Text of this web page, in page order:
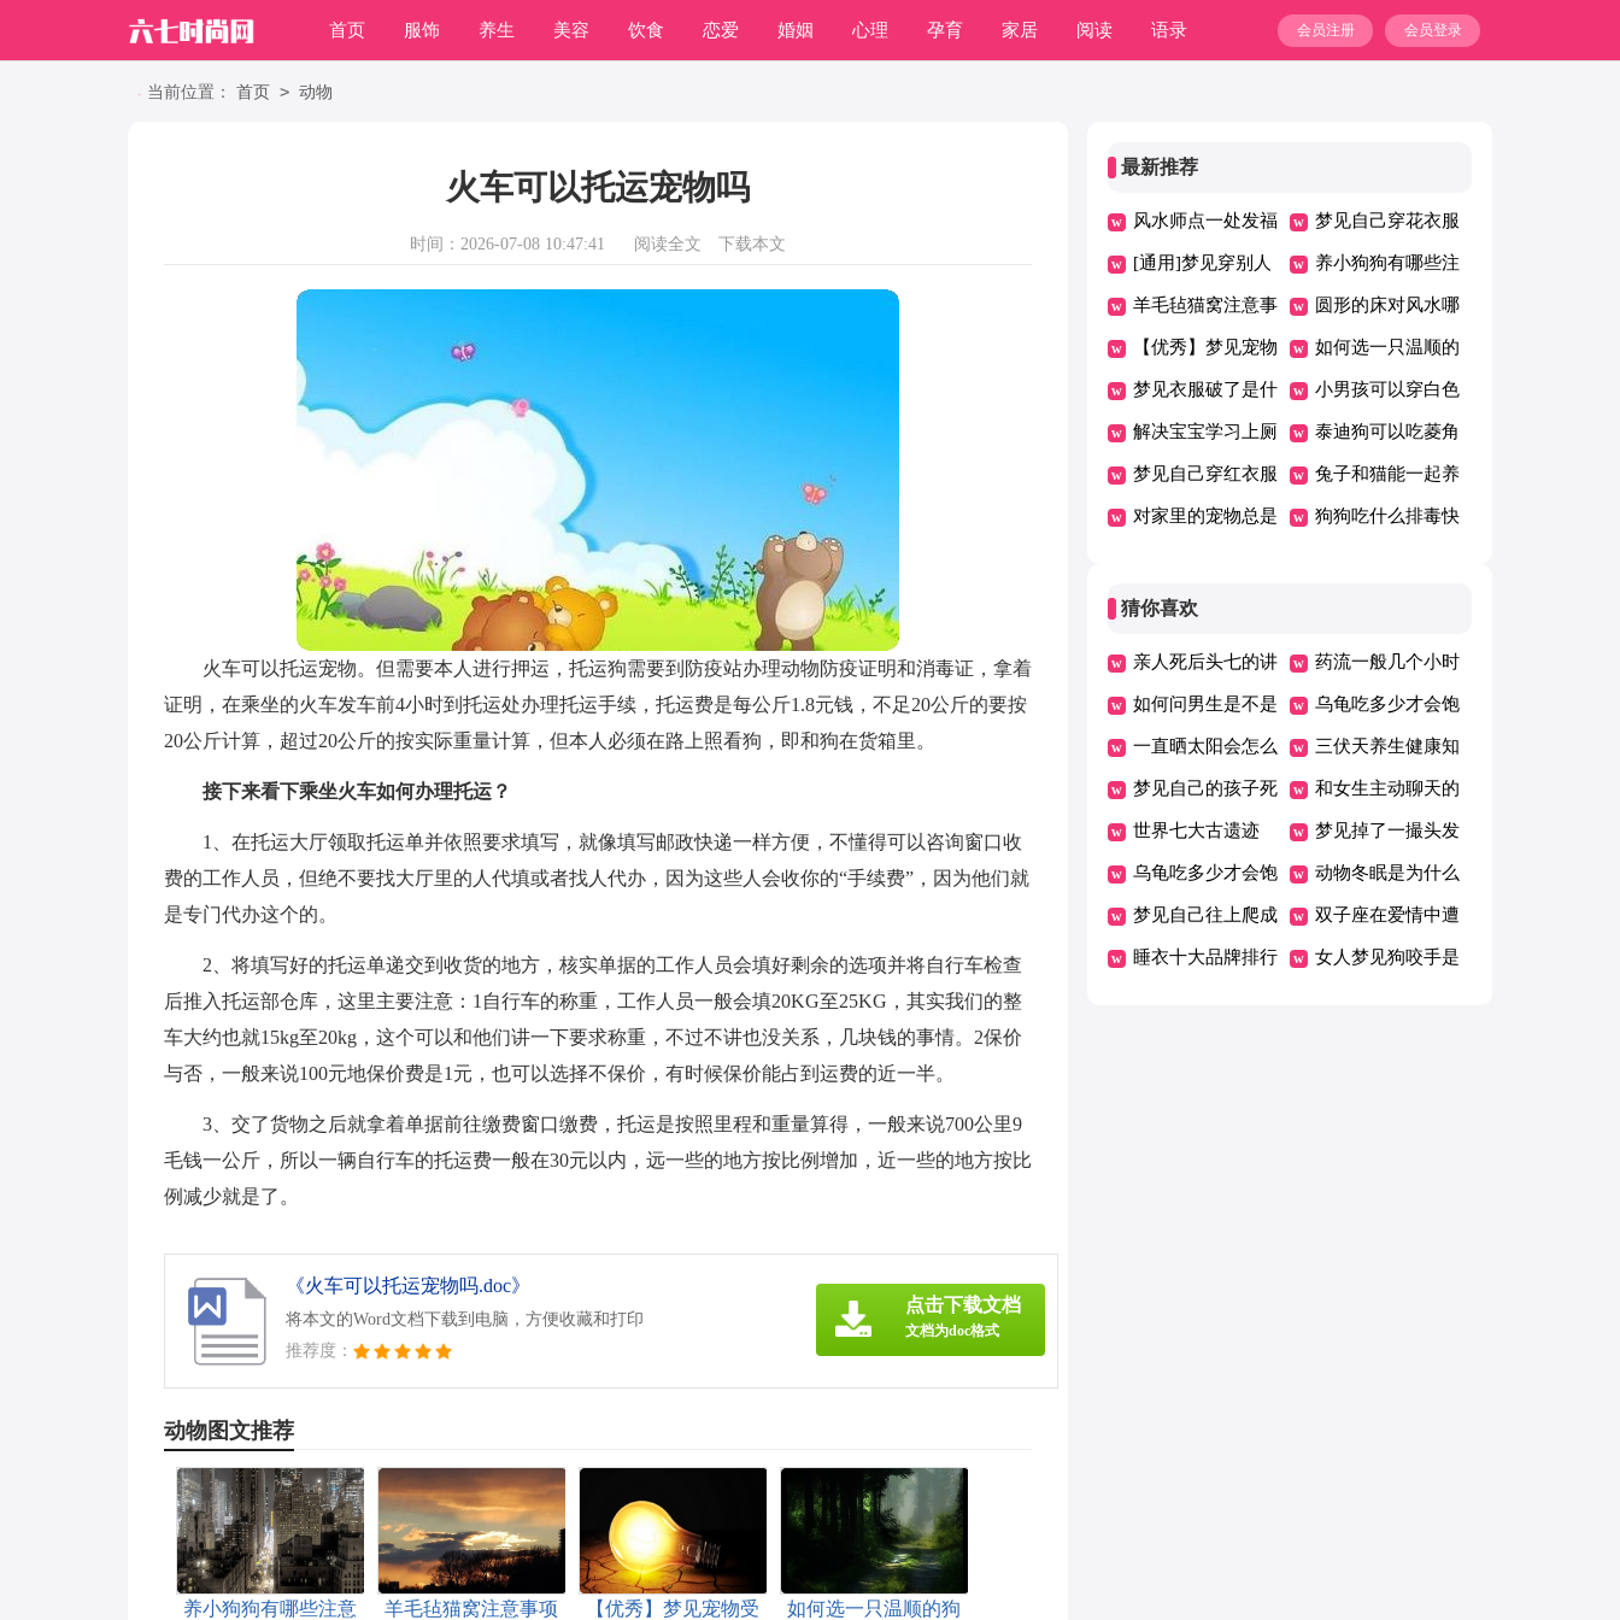
首页 服饰 养生 美容 饮食 恋爱 婚姻 心理 孕育 家居 阅读 语录
职场
会员登录
会员注册
当前位置： 首页 > 动物
火车可以托运宠物吗
时间：2026-07-08 10:47:41 阅读全文 下载本文
火车可以托运宠物。但需要本人进行押运，托运狗需要到防疫站办理动物防疫证明和消毒证，拿着
证明，在乘坐的火车发车前4小时到托运处办理托运手续，托运费是每公斤1.8元钱，不足20公斤的要按
20公斤计算，超过20公斤的按实际重量计算，但本人必须在路上照看狗，即和狗在货箱里。
接下来看下乘坐火车如何办理托运？
1、在托运大厅领取托运单并依照要求填写，就像填写邮政快递一样方便，不懂得可以咨询窗口收
费的工作人员，但绝不要找大厅里的人代填或者找人代办，因为这些人会收你的“手续费”，因为他们就
是专门代办这个的。
2、将填写好的托运单递交到收货的地方，核实单据的工作人员会填好剩余的选项并将自行车检查
后推入托运部仓库，这里主要注意：1自行车的称重，工作人员一般会填20KG至25KG，其实我们的整
车大约也就15kg至20kg，这个可以和他们讲一下要求称重，不过不讲也没关系，几块钱的事情。2保价
与否，一般来说100元地保价费是1元，也可以选择不保价，有时候保价能占到运费的近一半。
3、交了货物之后就拿着单据前往缴费窗口缴费，托运是按照里程和重量算得，一般来说700公里9
毛钱一公斤，所以一辆自行车的托运费一般在30元以内，远一些的地方按比例增加，近一些的地方按比
例减少就是了。
《火车可以托运宠物吗.doc》
将本文的Word文档下载到电脑，方便收藏和打印
推荐度：
点击下载文档
文档为doc格式
动物图文推荐
养小狗狗有哪些注意 羊毛毡猫窝注意事项 【优秀】梦见宠物受 如何选一只温顺的狗
最新推荐
风水师点一处发福
至富的狠穴
梦见自己穿花衣服
是什么意思
[通用]梦见穿别人
的衣服
养小狗狗有哪些注
意事项
羊毛毡猫窝注意事
项
圆形的床对风水哪
里不好了
【优秀】梦见宠物
受伤
如何选一只温顺的
狗
梦见衣服破了是什
么意思
小男孩可以穿白色
长袜吗
解决宝宝学习上厕
所的难题
泰迪狗可以吃菱角
吗
梦见自己穿红衣服
是什么意思
兔子和猫能一起养
吗
对家里的宠物总是 狗狗吃什么排毒快
猜你喜欢
亲人死后头七的讲
究
药流一般几个小时
可以掉下来
如何问男生是不是
喜欢自己
乌龟吃多少才会饱
一直晒太阳会怎么
样
三伏天养生健康知
识
梦见自己的孩子死
了是什么意思
和女生主动聊天的
方法技巧
世界七大古遗迹 梦见掉了一撮头发
是什么意思
乌龟吃多少才会饱 动物冬眠是为什么
梦见自己往上爬成
功了什么征兆
双子座在爱情中遭
遇什么会极度失望
睡衣十大品牌排行 女人梦见狗咬手是